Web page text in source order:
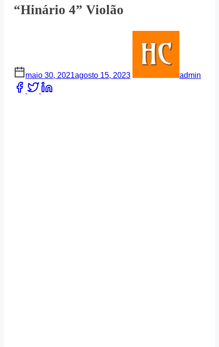
“Hinário 4” Violão
maio 30, 2021agosto 15, 2023
admin
Share